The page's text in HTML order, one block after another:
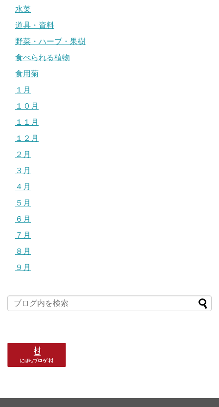
水菜
道具・資料
野菜・ハーブ・果樹
食べられる植物
食用菊
１月
１０月
１１月
１２月
２月
３月
４月
５月
６月
７月
８月
９月